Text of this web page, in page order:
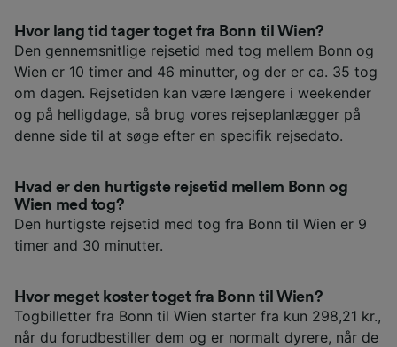
Hvor lang tid tager toget fra Bonn til Wien?
Den gennemsnitlige rejsetid med tog mellem Bonn og
Wien er 10 timer and 46 minutter, og der er ca. 35 tog
om dagen. Rejsetiden kan være længere i weekender
og på helligdage, så brug vores rejseplanlægger på
denne side til at søge efter en specifik rejsedato.
Hvad er den hurtigste rejsetid mellem Bonn og
Wien med tog?
Den hurtigste rejsetid med tog fra Bonn til Wien er 9
timer and 30 minutter.
Hvor meget koster toget fra Bonn til Wien?
Togbilletter fra Bonn til Wien starter fra kun 298,21 kr.,
når du forudbestiller dem og er normalt dyrere, når de